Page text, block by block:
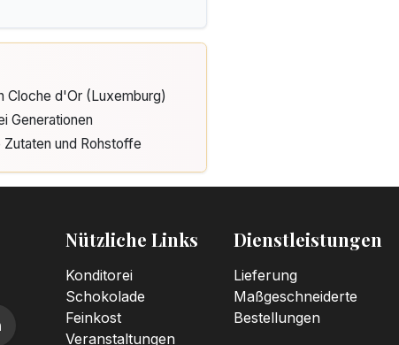
Cloche d'Or (Luxemburg)
Generationen
und Rohstoffe
Nützliche Links
Konditorei
Schokolade
Feinkost
Veranstaltungen
Dienstleistungen
Lieferung
Maßgeschneiderte
Bestellungen